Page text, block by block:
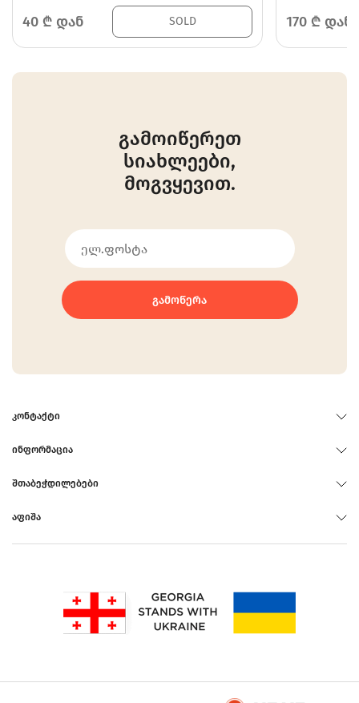
40 ₾ დან SOLD 170 ₾ დან
გამოიწერეთ
სიახლეები,
მოგვყევით.
ᲒᲐᲛᲝᲬᲔᲠᲐ
ᲙᲝᲜᲢᲐᲥᲢᲘ
ᲘᲜᲤᲝᲠᲛᲐᲪᲘᲐ
ᲨᲗᲐᲑᲔᲭᲓᲘᲚᲔᲑᲔᲑᲘ
ᲐᲤᲘᲨᲐ